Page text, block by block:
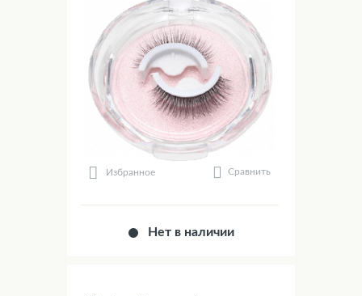
Избранное Сравнить
Нет в наличии